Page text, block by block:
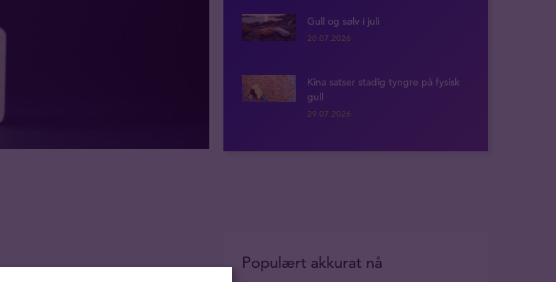
Gull og sølv i juli
20.07.2026
Kina satser stadig tyngre på fysisk
gull
29.07.2026
Populært akkurat nå